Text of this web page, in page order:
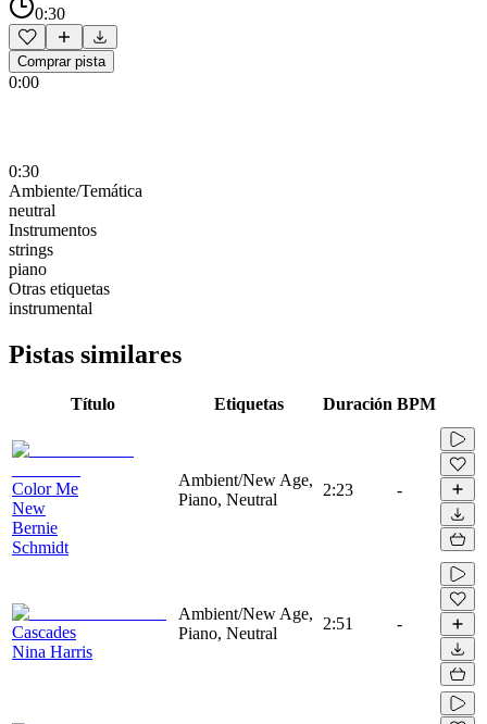
0:30
Comprar pista
0:00
0:30
Ambiente/Temática
neutral
Instrumentos
strings
piano
Otras etiquetas
instrumental
Pistas similares
Título Etiquetas Duración BPM
Color Me
New
Bernie
Schmidt
Ambient/New Age,
Piano, Neutral
2:23 -
Cascades
Nina Harris
Ambient/New Age,
Piano, Neutral
2:51 -